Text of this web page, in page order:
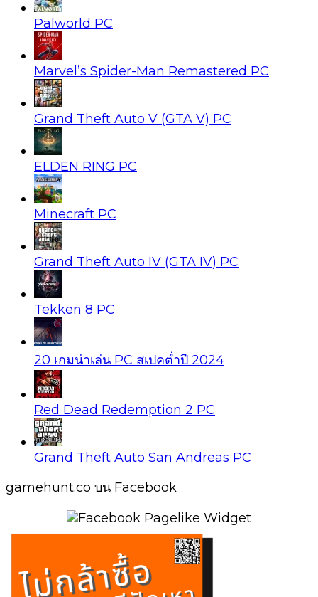
Palworld PC
Marvel’s Spider-Man Remastered PC
Grand Theft Auto V (GTA V) PC
ELDEN RING PC
Minecraft PC
Grand Theft Auto IV (GTA IV) PC
Tekken 8 PC
20 เกมน่าเล่น PC สเปคต่ำปี 2024
Red Dead Redemption 2 PC
Grand Theft Auto San Andreas PC
gamehunt.co บน Facebook